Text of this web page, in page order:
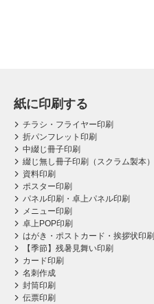
紙に印刷する
チラシ・フライヤー印刷
折パンフレット印刷
中綴じ冊子印刷
綴じ無し冊子印刷（スクラム製本）
資料印刷
ポスター印刷
パネル印刷・卓上パネル印刷
メニュー印刷
卓上POP印刷
はがき・ポストカード・挨拶状印刷
【季節】残暑見舞い印刷
カード印刷
名刺作成
封筒印刷
伝票印刷